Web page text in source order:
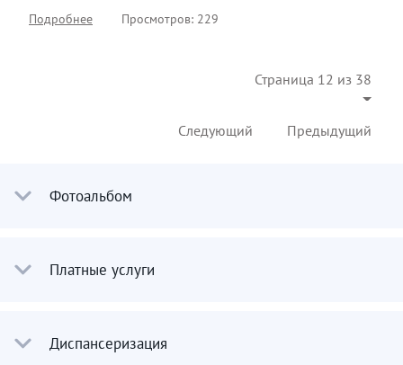
Подробнее Просмотров: 229
Страница 12 из 38
Предыдущий
Следующий
Фотоальбом
Платные услуги
Диспансеризация